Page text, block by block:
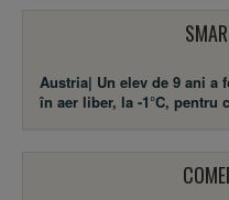
Austria| Un elev de 9 ani a
în aer liber, la -1°C, pentru